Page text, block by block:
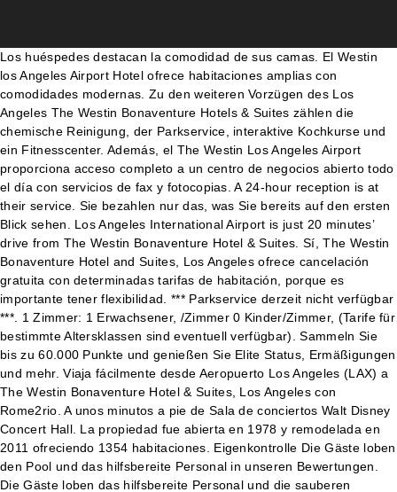
Los huéspedes destacan la comodidad de sus camas. El Westin los Angeles Airport Hotel ofrece habitaciones amplias con comodidades modernas. Zu den weiteren Vorzügen des Los Angeles The Westin Bonaventure Hotels & Suites zählen die chemische Reinigung, der Parkservice, interaktive Kochkurse und ein Fitnesscenter. Además, el The Westin Los Angeles Airport proporciona acceso completo a un centro de negocios abierto todo el día con servicios de fax y fotocopias. A 24-hour reception is at their service. Sie bezahlen nur das, was Sie bereits auf den ersten Blick sehen. Los Angeles International Airport is just 20 minutes’ drive from The Westin Bonaventure Hotel & Suites. Sí, The Westin Bonaventure Hotel and Suites, Los Angeles ofrece cancelación gratuita con determinadas tarifas de habitación, porque es importante tener flexibilidad. *** Parkservice derzeit nicht verfügbar ***. 1 Zimmer: 1 Erwachsener, /Zimmer 0 Kinder/Zimmer, (Tarife für bestimmte Altersklassen sind eventuell verfügbar). Sammeln Sie bis zu 60.000 Punkte und genießen Sie Elite Status, Ermäßigungen und mehr. Viaja fácilmente desde Aeropuerto Los Angeles (LAX) a The Westin Bonaventure Hotel & Suites, Los Angeles con Rome2rio. A unos minutos a pie de Sala de conciertos Walt Disney Concert Hall. La propiedad fue abierta en 1978 y remodelada en 2011 ofreciendo 1354 habitaciones. Eigenkontrolle Die Gäste loben den Pool und das hilfsbereite Personal in unseren Bewertungen. Die Gäste loben das hilfsbereite Personal und die sauberen Zimmer in unseren Bewertungen. At Westin Hotels & Resorts, our signature wellness programs empower you to maintain your routine, no matter where you travel. ¿Buscas el hotel The Westin Los Angeles Airport? Elige tu hotel Westin en Los Angeles California Estados Unidos y disfruta de toda la garantía y seguridad que te da reservar con Viajes El Corte Inglés. Im Durchschnitt wurde das The Westin Bonaventure Hotel & Suites Los Angeles mit 6,7 von 8 ehemaligen Gästen bewertet. Ve 119 imágenes y lee 5,571 opiniones. Lernen Sie mit unserem Hotel die Kette "Starwood Hotels & Resorts" gleich näher kennen! Im The Westin Bonaventure Hotel & Suites Los Angeles muss man bis 16:00 Uhr das Zimmer verlassen. The Westin Bonaventure Hotel and Suites, Los Angeles wurde von unseren Gästen mit „Sehr gut“ bewertet. Hotel The Westin Los Angeles Airport – Jetzt einfach, schell & sicher buchen bei HOTEL DE! Freuen Sie sich auf kostenloses WLAN, einen Außenpool und ein Restaurant. Ihr im Hotel angemietetes Auto können Sie gerne auf unseren Hotelparkplätzen parken. El establecimiento de 12 plantas incluye 747 habitaciones única. Erfahren Sie mehr über die Planung von Meetings und Events. Gratis-Leistungen für HRS Gäste im 5 HRS Sterne The Westin Bonaventure Hotel & Suites Los Angeles : 100% Rückerstattung im Kulanzfall Meilen- & Punkte sammeln Mobile Check-In Geprüfte Hotelbewertungen Kostenlose Stornierung bis 18 Uhr Mit Business Tarif 30% Rabatt Gerne schicken wir Ihnen eine Übersicht aller Zimmerreservierungen Ihrer Gäste und deren geplante Ankunftszeit. inkl. Herzlich willkommen im "Los Angeles The Westin Bonaventure Hotel & Suites"! Este hotel ofrece internet wifi y servicio de traslado desde/hacia el aeropuerto sin cargo, y además cuenta con 2 bares. Pool access available from 6:00 AM to 10:00 PM. Dodger Stadium is just 10 minutes’ drive away. Lernen Sie mit unserem Hotel die Kette "Starwood Hotels & Resorts" gleich näher kennen! Best Westin Hotels in Los Angeles: find 7,443 traveler reviews, candid photos, and prices for 2 Westin Hotels in Los Angeles, CA. Hotel… THE WESTIN BONAVENTURE HOTEL & SUITES, LOS ANGELES, LOS ÁNGELES: Mirá 3,371 opiniones y 2,310 fotos de viajeros sobre el THE WESTIN BONAVENTURE HOTEL & SUITES, LOS ANGELES, puntuado en el puesto nº.116 de 395 hoteles en LOS ÁNGELES. Ebenso profitieren Sie von der 24-Stunden-Rezeption. Im hoteleigenen Restaurant oder auch an der Bar können Sie als Gast den Abend genießen. Vergleichen Sie Hotelpreise und finden Sie den günstigsten Preis für The Westin Los Angeles Airport Hotel für das Reiseziel Los Angeles. Si decides alojarte en The Westin Los Angeles Airport de Los Ángeles, estarás cerca del aeropuerto y a menos de diez minutos en coche de Centro de eventos Los Angeles Forum y Universidad Loyola Marymount. Compara precios de hoteles y encuentra el mejor precio para el The Westin Los Angeles Airport Hotel en Los Ángeles. bis Sa. nach 21.00 konnten wir kein essen mehr bestellen. Guests enjoy the comfy beds. Near Los Angeles Forum. Das Hotel wurde von einer dritten Fachkraft für Prüfung, Inspektion und Zertifizierung bewertet, die die Maßnahmen im Clean & Safe Protocol für korrekt und nachhaltig implementiert und überwacht befunden hat. Descubre las ofertas de The Westin Los Angeles Airport, entre las que se incluyen tarifas completamente reembolsables con cancelación gratuita. Algunos aspectos que los huéspedes destacan en los comentarios son la amabilidad del personal y la limpieza de sus habitaciones. The Westin Bonaventure Hotel and Suites Los Angele es una buena opción tanto para estancias de negocios como de placer; ofrece alojamiento de calidad en Los Ángeles (CA), en una de las mejores zonas p View deals for The Westin Los Angeles Airport, including fully refundable rates with free cancellation. The Westin Bonaventure Hotel and Suites, Los Ángeles (CA): Confirmación instantánea, mejor precio garantizado, fotos, reseñas, mapas e información del hotel. Das Hotel The Westin Bonaventure Hotel & Suites ist ein beliebtes Hotel mit Flair und einem gemütlichen Ambiente in Los Angeles (Kalifornien). Entre otras cosas, cuenta con wifi gratis, una piscina al aire libre y un restaurante. Details finden Sie unter AGB und FAQ. Dank des Shuttle-Services, den das Hotel anbietet, gibt es bei einem Aufenthalt im The Westin Los Angeles Airport auch die Möglichkeit, die Umgebung bequem zu erkunden. Es fallen keine zusätzlichen Gebühren an. Gäste können vor ihrem Aufenthalt einchecken, Benachrichtigungen erhalten, wenn ihr Zimmer fertig ist, und ohne den Umweg über die Rezeption auschecken. Expertenkontrolle Prices are calculated as of 11/01/2021 based on a check-in date of 24/01/2021. In diesem Hotel besteht für Sie die Möglichkeit, das Haustier mit in den Urlaub zu nehmen. GALERIA Reisen; Kalifornien; Beratung. Hollywood is 13 miles away. Los Angeles International Airport is just 20 minutes’ drive from The Westin Bonaventure Hotel & Suites. Este hotel ofrece wifi y traslado desde/hacia el aeropuerto sin costo, además de 2 bares. https://www.marriott.de/hotels/maps/travel/laxwi-the-westin-los-angeles-airport/?directPageRequest=true, Bietet Frühstück, Mittag- und Abendessen an, Zusätzliche Ausstattung: Peloton-Fahrräder und TRX-Ausrüstung, Flughafen-Shuttleservice, nach Fahrplan, kostenlos, Geschätzter Taxi-Tarif: 20 USD (einfache Fahrt), Geschätzter Taxi-Tarif: 61 USD (einfache Fahrt), Geschätzter Taxi-Tarif: 73 USD (einfache Fahrt), Geschätzter Taxi-Tarif: 120 USD (einfache Fahrt), unseren erweiterten Stornierungsrichtlinien, Telefonische Reservierungen international, Hotel für Gruppen suchen (mehr als 10 Zimmer), So lösen Sie Punkte / Prämienzertifikate ein, Gebührenfreie internationale Reservierungsnummern, COVID-19 updates and what to expect at our hotel, Natural History Museum of Los Angeles County, Gesellschaftliche Veranstaltungen & Hochzeiten, Marriott Affiliate Programm (auf Englisch), Allgemeine Geschäftsbedingungen zum Programm, Profitieren Sie jederzeit von unserem Bestpreis, mit Ihren individuellen Gruppennamen, Veranstaltungsterminen, Hotelangaben und Sondertarifen versehen, auf Marriott-Domains weltweit in verschiedenen Sprachen darstellen lassen. Ihr im Hotel angemietetes Auto können Sie gerne auf unseren Hotelparkplätzen parken. El The Westin Los Angeles Airport queda a veinticuatro,1 km del centro de Los Ángeles y a 20,9 km de Hollywood. Mit Parkplätzen, einer Garage und einem Zeitungskiosk ausgestattet, bietet The Westin Bonaventure Hotel and Suites Los Angeles einen Aufenthalt im Stadtteil … Umgebung des Hotels 16,97 km 3,14 km 0. Die Sterne beruhen auf einer Selbsteinschätzung der Hotels sowie auf Erfahrungen von HOTEL DE und HOTEL DE Kunden. Dieses Hotel mit 4 Sternen im romantischen Stil bietet Ihnen einen angenehmen Aufenthalt in Los Angeles. Das Hotel bietet folgende Bezahlmöglichkeiten: Unfreundliches Personal, wir haben ohne Entschuldigung (bis auf einen Essensgutschein) 3 Stunden auf das Zimmer gewartet (von 22 h bis 1 h morgens). Este hotel ofrece internet wifi sin cargo, y cuenta con una piscina al aire libre y un gimnasio. Hotel The Westin Los Angeles Airport in Los Angeles jetzt günstig buchen ☀ bei Ab-in-den-Urlaub.de ☀ 24h Reservierung Top Service Exklusive Angebote 5 Bewertungen Buchen Sie Ihren nächsten Aufenthalt in unserem The Westin Los Angeles Airport in Los Angeles und lassen Sie sich in unserem Wellness-Hotel von maßgeschneiderten Spa-Angeboten verwöhnen! Descubre aquí todas las características de esta y del resto de instalaciones y servicios que ofrece el The Westin Bonaventure Hotel Suites. This property advises that enhanced cleaning and guest safety measures are … Guests must contact this property in advance to reserve extended parking. Persönliche Services. ¿Hotel? Gäste, die mindestens 62 Jahre alt sind, sparen in Marriott Hotels mindestens 15 % auf den Zimmertarif. Compara opiniones y encuentra ofertas de hotel en con Skyscanner Hoteles. Nuestra selección de hoteles Westin en Los Angeles California Estados Unidos te permite elegir aquel que más se ajusta a tus necesidades entre la variedad de hoteles disponibles. Geprüft und zertifiziert von Trusted Shops. Eine Fahrradtour nach Santa Monica dauert etwas mehr als eine Stunde und Malibu erreichen Sie in rund 30 Minuten mit dem Auto. Gerne stellen wir Ihnen kostenlos einen individuellen Buchungslink bereit, der Ihnen und Ihren Gästen die Zimmerbuchung vereinfacht, und Sie können diesen: Wenn Sie über eine